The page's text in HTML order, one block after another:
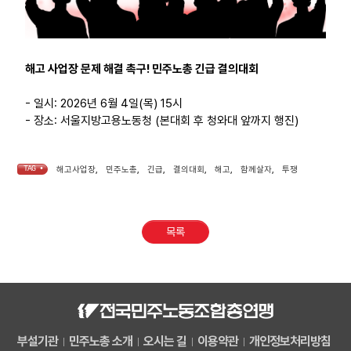
해고 사업장 문제 해결 촉구! 민주노총 긴급 결의대회
- 일시: 2026년 6월 4일(목) 15시
- 장소: 서울지방고용노동청 (본대회 후 청와대 앞까지 행진)
TAG • 해고사업장, 민주노총, 긴급, 결의대회, 해고, 함께살자, 투쟁
목록
부설기관 민주노총 소개 오시는 길 이용약관 개인정보처리방침